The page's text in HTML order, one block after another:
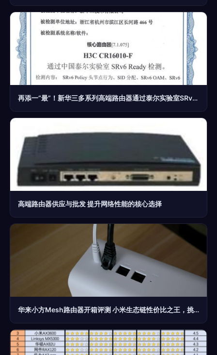
再添一“最”！新华三多系列高端路由器通过泰尔实验室SRv6 Ready认证
高端路由器供应与批发 提升网络性能的核心选择
华来小方Mesh路由器开箱评测 小米生态链性价比之王，挑战高端路由实力